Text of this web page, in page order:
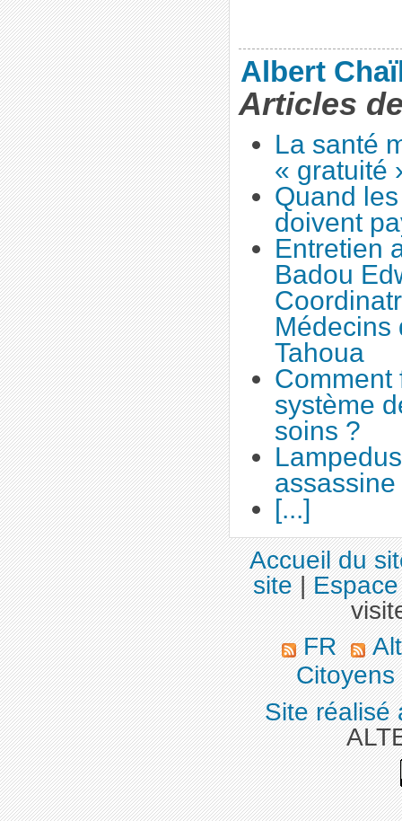
Albert
Articles
La santé
« gratuité
Quand
doivent
Entretien
Badou
Médecins
Tahoua
Comment
système
soins ?
assassine
[...]
Accueil du
site|
FR
Citoyens
Site réalisé